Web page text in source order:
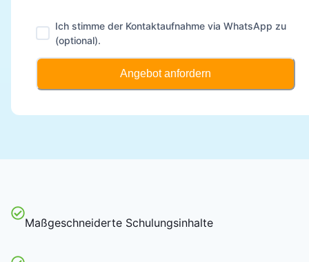
Ich stimme der Kontaktaufnahme via WhatsApp zu
(optional).
Angebot anfordern
Maßgeschneiderte Schulungsinhalte